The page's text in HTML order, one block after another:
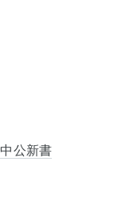
中公新書